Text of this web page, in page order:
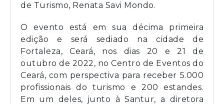
de Turismo, Renata Savi Mondo.
O evento está em sua décima primeira
edição e será sediado na cidade de
Fortaleza, Ceará, nos dias 20 e 21 de
outubro de 2022, no Centro de Eventos do
Ceará, com perspectiva para receber 5.000
profissionais do turismo e 200 estandes.
Em um deles, junto à Santur, a diretora